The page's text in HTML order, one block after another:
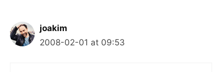
joakim
2008-02-01 at 09:53